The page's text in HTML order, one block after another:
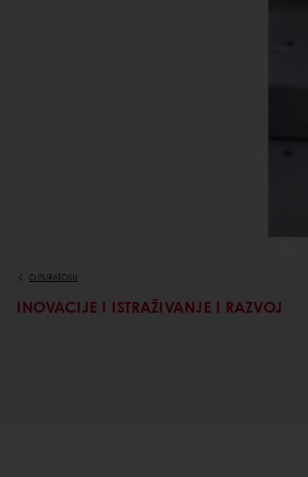
O PURATOSU
INOVACIJE I ISTRAŽIVANJE I RAZVOJ